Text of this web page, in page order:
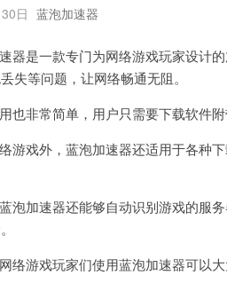
日 蓝泡加速器
是一款专门为网络游戏玩家设计的
失等问题，让网络畅通无阻。
非常简单，用户只需要下载软件附
戏外，蓝泡加速器还适用于各种下
加速器还能够自动识别游戏的服务
游戏玩家们使用蓝泡加速器可以大